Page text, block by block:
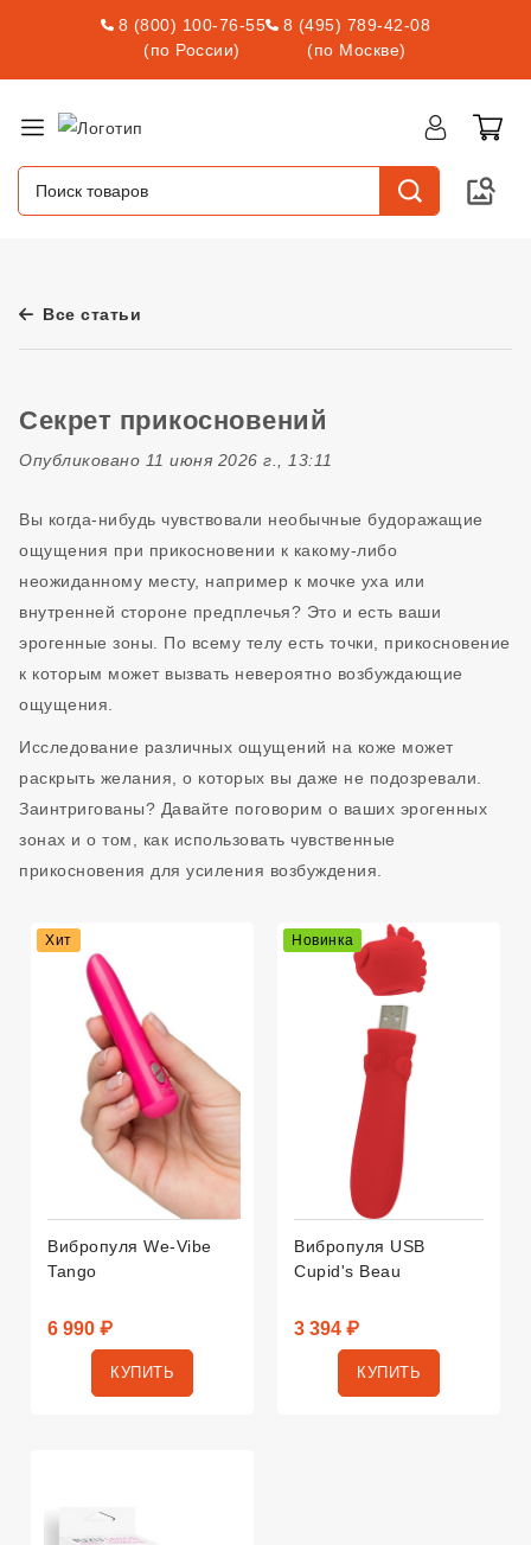
8 (800) 100-76-55
(по России)
8 (495) 789-42-08
(по Москве)
Все статьи
Секрет прикосновений
Опубликовано 11 июня 2026 г., 13:11
Вы когда-нибудь чувствовали необычные будоражащие
ощущения при прикосновении к какому-либо
неожиданному месту, например к мочке уха или
внутренней стороне предплечья? Это и есть ваши
эрогенные зоны. По всему телу есть точки, прикосновение
к которым может вызвать невероятно возбуждающие
ощущения.
Исследование различных ощущений на коже может
раскрыть желания, о которых вы даже не подозревали.
Заинтригованы? Давайте поговорим о ваших эрогенных
зонах и о том, как использовать чувственные
прикосновения для усиления возбуждения.
Хит
Подарок С Заказом
Вибропуля We-Vibe
Tango
6 990 ₽
КУПИТЬ
Новинка
Подарок С Заказом
Вибропуля USB
Cupid's Beau
3 394 ₽
КУПИТЬ